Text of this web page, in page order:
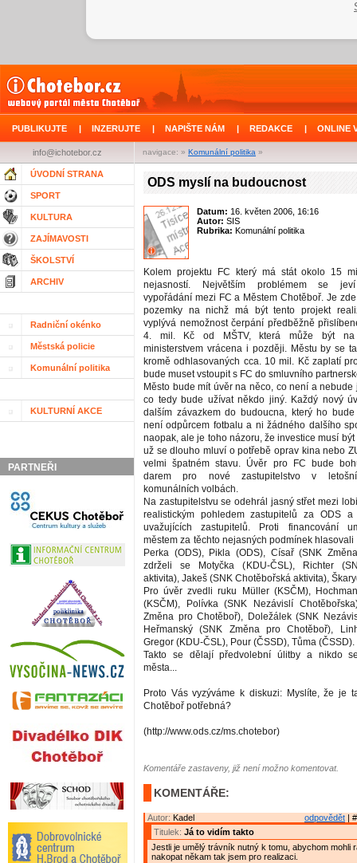
PUBLIKUJTE | INZERUJTE | NAPIŠTE NÁM | REDAKCE | ONLINE
navigace: » Komunální politika »
info@ichotebor.cz
ÚVODNÍ STRANA
SPORT
KULTURA
ZAJÍMAVOSTI
ŠKOLSTVÍ
ARCHIV
Radniční okénko
Městská policie
Komunální politika
KULTURNÍ AKCE
PARTNEŘI
ODS myslí na budoucnost
Datum: 16. květen 2006, 16:16
Autor: SIS
Rubrika: Komunální politika
Kolem projektu FC který má stát okolo 15
nejasností. Největším problémem se jeví
vypořádání mezi FC a Městem Chotěboř. Je
pozemky na nichž má být tento projekt
vyplývá nemožnost čerpání předběžně
4. mil. Kč od MŠTV, která může být na
ministerstvem vrácena i později. Městu by se
kromě odhlasovaných cca. 10 mil. Kč zaplatí
bude muset vstoupit s FC do smluvního
Město bude mít úvěr na něco, co není a nebude
co tedy bude užívat někdo jiný. Každý nový
dalším závazkem do budoucna, který ho bude
není odpůrcem fotbalu a ni žádného dalšího
naopak, ale je toho názoru, že investice musí
už se dlouho mluví o potřebě oprav kina nebo
velmi špatném stavu. Úvěr pro FC bude
darem pro nové zastupitelstvo v
komunálních volbách.
Na zastupitelstvu se odehrál jasný střet mezi
realistickým pohledem zastupitelů za ODS
uvažujících zastupitelů. Proti financování
městem za těchto nejasných podmínek hlasovali
Perka (ODS), Pikla (ODS), Císař (SNK
zdrželi se Motyčka (KDU-ČSL), Richter
aktivita), Jakeš (SNK Chotěbořská aktivita),
Pro úvěr zvedli ruku Müller (KSČM),
(KSČM), Polívka (SNK Nezávislí
Změna pro Chotěboř), Doležálek (SNK
Heřmanský (SNK Změna pro Chotěboř),
Gregor (KDU-ČSL), Pour (ČSSD), Tůma (ČSSD).
Takto se dělají předvolební úlitby a nikdo
města...
Proto Vás vyzýváme k diskuzi: Myslíte, že je
Chotěboř potřebná?
(http://www.ods.cz/ms.chotebor)
Komentáře zastaveny, již není možno komentovat.
KOMENTÁŘE:
odpovědět |
Autor: Kadel
Titulek: Já to vidím takto
Jestli je umělý trávník nutný k tomu, abychom mohli
nakopat někam tak jsem pro realizaci.